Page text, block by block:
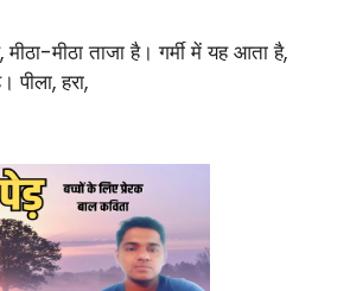
मीठा ताजा है। गर्मी में यह आता है,
हरा,